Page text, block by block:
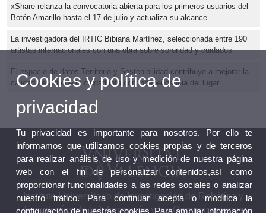
xShare relanza la convocatoria abierta para los primeros usuarios del
Botón Amarillo hasta el 17 de julio y actualiza su alcance
La investigadora del IRTIC Bibiana Martínez, seleccionada entre 190
artistas internacionales con una obra sobre sororidad y cuidados
El espacio de datos Territorio y Sostenibilidad contribuye a mejorar la
calidad de vida de la ciudadanía con independencia del lugar
Instituto Universitario de Investigación de Robótica y
Tecnologías de la Información y las Comunicaciones
Cookies y política de
privacidad
Tu privacidad es importante para nosotros. Por ello te
informamos que utilizamos cookies propias y de terceros
para realizar análisis de uso y medición de nuestra página
web con el fin de personalizar contenidos,así como
proporcionar funcionalidades a las redes sociales o analizar
nuestro tráfico. Para continuar acepta o modifica la
configuración de nuestras cookies. Para ampliar información